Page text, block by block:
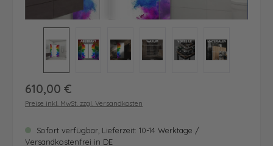
Regulärer Preis:
610,00 €
Preise inkl. MwSt. zzgl. Versandkosten
Sofort verfügbar, Lieferzeit: 10-14 Werktage /
Versandkostenfrei in DE